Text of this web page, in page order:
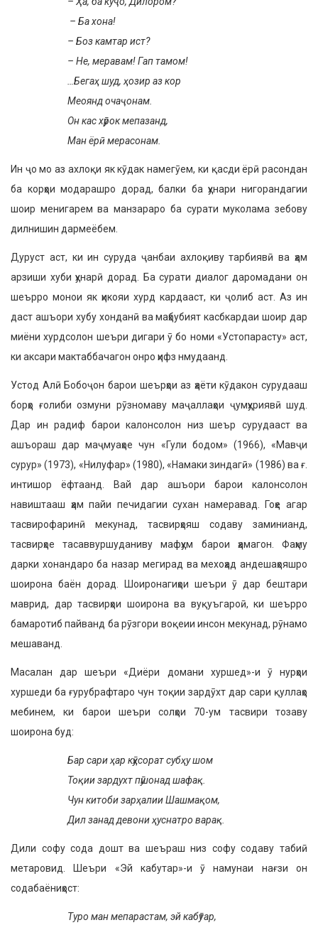
– Ба хона!
– Боз камтар ист?
– Не, меравам! Гап тамом!
…Бегаҳ шуд, ҳозир аз кор
Меоянд очаҷонам.
Он кас хӯрок мепазанд,
Ман ёрӣ мерасонам.
Ин ҷо мо аз ахлоқи як кӯдак намегӯем, ки қасди ёрӣ расондан
ба корҳои модарашро дорад, балки ба ҳунари нигорандагии
шоир менигарем ва манзараро ба сурати муколама зебову
дилнишин дармеёбем.
Дуруст аст, ки ин суруда ҷанбаи ахлоқиву тарбиявӣ ва ҳам
арзиши хуби ҳунарӣ дорад. Ба сурати диалог даромадани он
шеърро монои як ҳикояи хурд кардааст, ки ҷолиб аст. Аз ин
даст ашъори хубу хонданӣ ва маҳбубият касбкардаи шоир дар
миёни хурдсолон шеъри дигари ӯ бо номи «Устопарасту» аст,
ки аксари мактаббачагон онро ҳифз нмудаанд.
Устод Алӣ Бобоҷон барои шеърҳои аз ҳаёти кӯдакон сурудааш
борҳо ғолиби озмуни рӯзномаву маҷаллаҳои ҷумҳуриявӣ шуд.
Дар ин радиф барои калонсолон низ шеър сурудааст ва
ашъораш дар маҷмуаҳое чун «Гули бодом» (1966), «Мавҷи
сурур» (1973), «Нилуфар» (1980), «Намаки зиндагӣ» (1986) ва ғ.
интишор ёфтаанд. Вай дар ашъори барои калонсолон
навиштааш ҳам пайи печидагии сухан намеравад. Гоҳе агар
тасвирофаринӣ мекунад, тасвирҳояш содаву заминианд,
тасвирҳое тасаввуршуданиву мафҳум барои ҳамагон. Фаҳму
дарки хонандаро ба назар мегирад ва мехоҳад андешаҳояшро
шоирона баён дорад. Шоиронагиҳои шеъри ӯ дар бештари
маврид, дар тасвирҳои шоирона ва вуқуъгароӣ, ки шеърро
бамаротиб пайванд ба рӯзгори воқеии инсон мекунад, рӯнамо
мешаванд.
Масалан дар шеъри «Диёри домани хуршед»-и ӯ нурҳои
хуршеди ба ғурубрафтаро чун тоқии зардӯхт дар сари қуллаҳо
мебинем, ки барои шеъри солҳои 70-ум тасвири тозаву
шоирона буд:
Бар сари ҳар кӯҳсорат субҳу шом
Тоқии зардухт пӯшонад шафақ.
Чун китоби зарҳалии Шашмақом,
Дил занад девони ҳуснатро варақ.
Дили софу сода дошт ва шеъраш низ софу содаву табиӣ
метаровид. Шеъри «Эй кабутар»-и ӯ намунаи нағзи он
содабаёниҳост:
Туро ман мепарастам, эй кабӯтар,